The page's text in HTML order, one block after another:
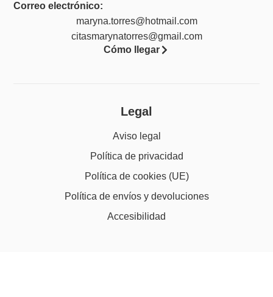
Correo electrónico:
maryna.torres@hotmail.com
citasmarynatorres@gmail.com
Cómo llegar
Legal
Aviso legal
Política de privacidad
Política de cookies (UE)
Política de envíos y devoluciones
Accesibilidad